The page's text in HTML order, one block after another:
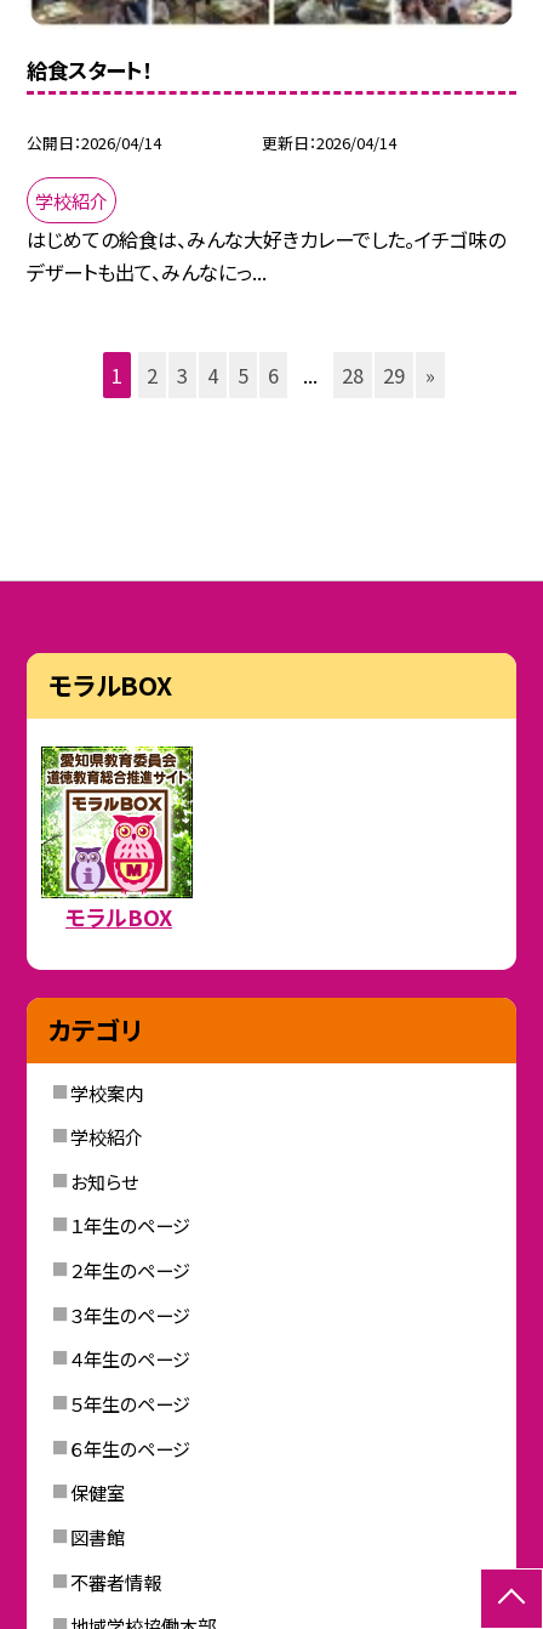
給食スタート！
公開日 2026/04/14 更新日 2026/04/14
学校紹介
はじめての給食は、みんな大好きカレーでした。イチゴ味の
デザートも出て、みんなにっ...
1 2 3 4 5 6 ... 28 29 »
モラルBOX
モラルBOX
カテゴリ
学校案内
学校紹介
お知らせ
１年生のページ
２年生のページ
３年生のページ
４年生のページ
５年生のページ
６年生のページ
保健室
図書館
不審者情報